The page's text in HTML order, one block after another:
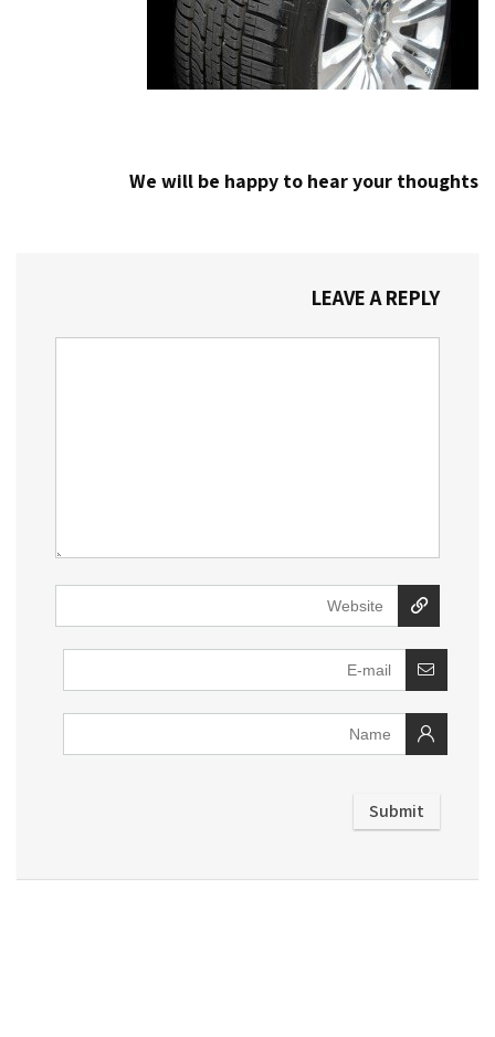
We will be happy to hear your thoughts
LEAVE A REPLY